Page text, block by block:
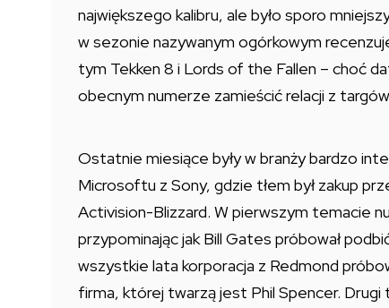
największego kalibru, ale było sporo
w sezonie nazywanym ogórkowym
tym Tekken 8 i Lords of the Fallen – choć
obecnym numerze zamieścić relacji z
Ostatnie miesiące były w branży bardzo
Microsoftu z Sony, gdzie tłem był zakup
Activision-Blizzard. W pierwszym temacie
przypominając jak Bill Gates próbował
wszystkie lata korporacja z Redmond
firma, której twarzą jest Phil Spencer.